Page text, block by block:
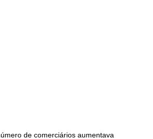
de comerciários aumentava